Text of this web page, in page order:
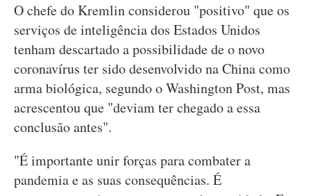
O chefe do Kremlin considerou "positivo" que os
serviços de inteligência dos Estados Unidos
tenham descartado a possibilidade de o novo
coronavírus ter sido desenvolvido na China como
arma biológica, segundo o Washington Post, mas
acrescentou que "deviam ter chegado a essa
conclusão antes".
"É importante unir forças para combater a
pandemia e as suas consequências. É